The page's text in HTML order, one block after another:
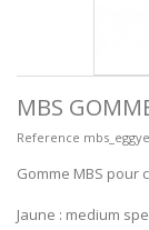
MBS
Reference
Gomme MBS pour
Jaune : medium